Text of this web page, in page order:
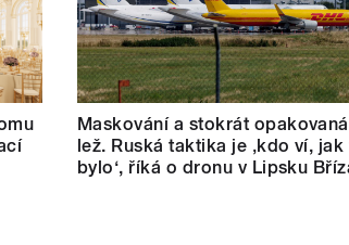
Maskování a stokrát opakovaná
lež. Ruská taktika je ‚kdo ví, jak
bylo‘, říká o dronu v Lipsku